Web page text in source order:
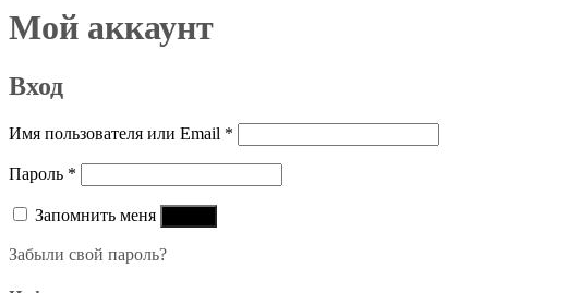
Мой аккаунт
Вход
Имя пользователя или Email *
Пароль *
Запомнить меня
Забыли свой пароль?